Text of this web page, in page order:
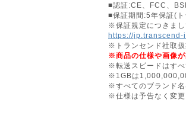
■認証:CE、FCC、
■保証期間:5年保証(
※保証規定につきまし
https://jp.transcend-
※トランセンド社取扱
※商品の仕様や画像が
※転送スピードはすべ
※1GBは
※すべてのブランド名
※仕様は予告なく変更